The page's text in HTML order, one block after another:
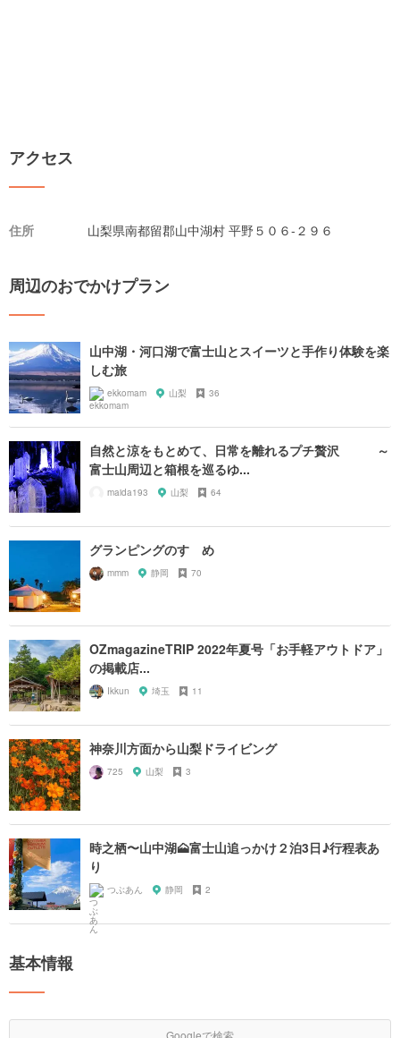
アクセス
住所 山梨県南都留郡山中湖村 平野５０６-２９６
周辺のおでかけプラン
山中湖・河口湖で富士山とスイーツと手作り体験を楽
しむ旅
ekkomam 山梨 36
自然と涼をもとめて、日常を離れるプチ贅沢 ～
富士山周辺と箱根を巡るゆ...
maida193 山梨 64
グランピングのすゝめ
mmm 静岡 70
OZmagazineTRIP 2022年夏号「お手軽アウトドア」
の掲載店...
Ikkun 埼玉 11
神奈川方面から山梨ドライビング
725 山梨 3
時之栖〜山中湖🗻富士山追っかけ２泊3日♪行程表あ
り
つぶあん 静岡 2
基本情報
Googleで検索